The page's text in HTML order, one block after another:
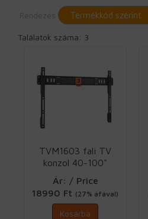
Rendezés
Találatok száma: 3
TVM1603 fali TV
konzol 40-100"
VESA600x400
Vogels
Ár: / Price
18990 Ft (27% áfával)
Kosárba